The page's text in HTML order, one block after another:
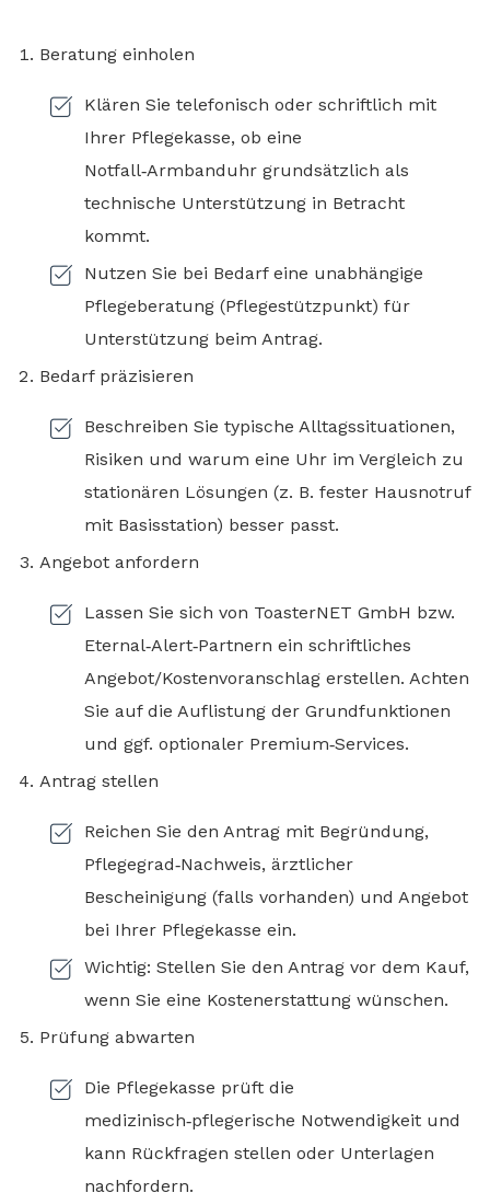
Beratung einholen
Klären Sie telefonisch oder schriftlich mit
Ihrer Pflegekasse, ob eine
Notfall‑Armbanduhr grundsätzlich als
technische Unterstützung in Betracht
kommt.
Nutzen Sie bei Bedarf eine unabhängige
Pflegeberatung (Pflegestützpunkt) für
Unterstützung beim Antrag.
Bedarf präzisieren
Beschreiben Sie typische Alltagssituationen,
Risiken und warum eine Uhr im Vergleich zu
stationären Lösungen (z. B. fester Hausnotruf
mit Basisstation) besser passt.
Angebot anfordern
Lassen Sie sich von ToasterNET GmbH bzw.
Eternal‑Alert‑Partnern ein schriftliches
Angebot/Kostenvoranschlag erstellen. Achten
Sie auf die Auflistung der Grundfunktionen
und ggf. optionaler Premium‑Services.
Antrag stellen
Reichen Sie den Antrag mit Begründung,
Pflegegrad‑Nachweis, ärztlicher
Bescheinigung (falls vorhanden) und Angebot
bei Ihrer Pflegekasse ein.
Wichtig: Stellen Sie den Antrag vor dem Kauf,
wenn Sie eine Kostenerstattung wünschen.
Prüfung abwarten
Die Pflegekasse prüft die
medizinisch‑pflegerische Notwendigkeit und
kann Rückfragen stellen oder Unterlagen
nachfordern.